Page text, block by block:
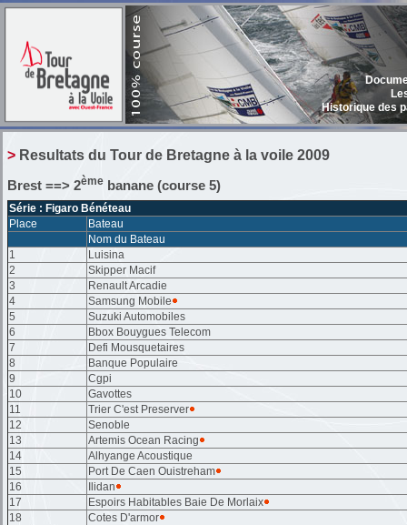
Historique des
> Resultats du Tour de Bretagne à la voile 2009
Brest ==> 2ème banane (course 5)
Série : Figaro Bénéteau
Place
Bateau
Nom du Bateau
1
Luisina
2
Skipper Macif
3
Renault Arcadie
4
Samsung Mobile
5
Suzuki Automobiles
6
Bbox Bouygues Telecom
7
Defi Mousquetaires
8
Banque Populaire
9
Cgpi
10
Gavottes
11
Trier C'est Preserver
12
Senoble
13
Artemis Ocean Racing
14
Alhyange Acoustique
15
Port De Caen Ouistreham
16
Ilidan
17
Espoirs Habitables Baie De Morlaix
18
Cotes D'armor